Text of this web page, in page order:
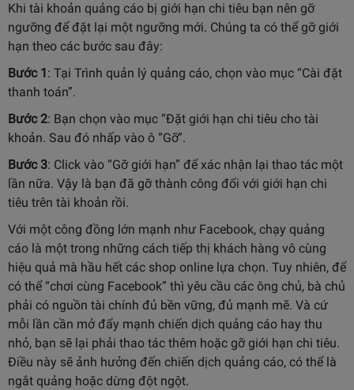
Khi tài khoản quảng cáo bị giới hạn chi tiêu bạn nên gỡ
ngưỡng để đặt lại một ngưỡng mới. Chúng ta có thể gỡ giới
hạn theo các bước sau đây:
Bước 1 : Tại Trình quản lý quảng cáo, chọn vào mục “Cài đặt
thanh toán”.
Bước 2: Bạn chọn vào mục “Đặt giới hạn chi tiêu cho tài
khoản. Sau đó nhấp vào ô “Gỡ”.
Bước 3: Click vào “Gỡ giới hạn” để xác nhận lại thao tác một
lần nữa. Vậy là bạn đã gỡ thành công đối với giới hạn chi
tiêu trên tài khoản rồi.
Với một công đồng lớn mạnh như Facebook, chạy quảng
cáo là một trong những cách tiếp thị khách hàng vô cùng
hiệu quả mà hầu hết các shop online lựa chọn. Tuy nhiên, để
có thể “chơi cùng Facebook” thì yêu cầu các ông chủ, bà chủ
phải có nguồn tài chính đủ bền vững, đủ mạnh mẽ. Và cứ
mỗi lần cần mở đẩy mạnh chiến dịch quảng cáo hay thu
nhỏ, bạn sẽ lại phải thao tác thêm hoặc gỡ giới hạn chi tiêu.
Điều này sẽ ảnh hưởng đến chiến dịch quảng cáo, có thể là
ngắt quảng hoặc dừng đột ngột.